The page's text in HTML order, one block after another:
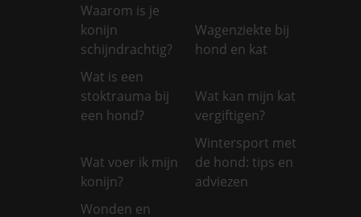
Waarom is je
konijn
schijndrachtig?
Wagenziekte bij
hond en kat
Wat is een
stoktrauma bij
een hond?
Wat kan mijn kat
vergiftigen?
Wat voer ik mijn
konijn?
Wintersport met
de hond: tips en
adviezen
Wonden en